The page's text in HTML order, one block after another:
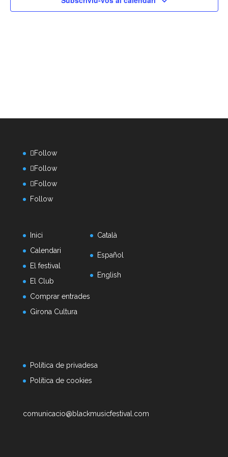
Follow
Follow
Follow
Follow
Inici
Calendari
El festival
El Club
Comprar entrades
Girona Cultura
Català
Español
English
Política de privadesa
Política de cookies
comunicacio@blackmusicfestival.com